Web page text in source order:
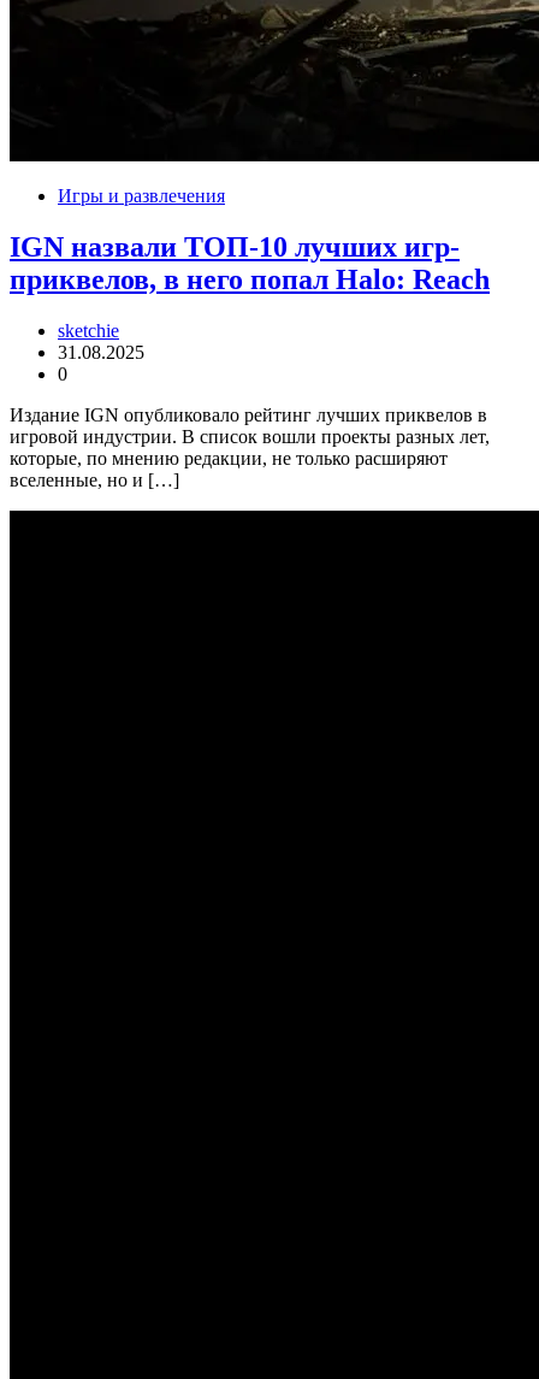
Игры и развлечения
IGN назвали ТОП-10 лучших игр-
приквелов, в него попал Halo: Reach
sketchie
31.08.2025
0
Издание IGN опубликовало рейтинг лучших приквелов в
игровой индустрии. В список вошли проекты разных лет,
которые, по мнению редакции, не только расширяют
вселенные, но и […]